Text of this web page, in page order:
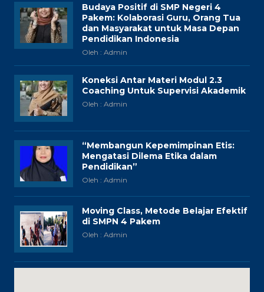
Budaya Positif di SMP Negeri 4
Pakem: Kolaborasi Guru, Orang Tua
dan Masyarakat untuk Masa Depan
Pendidikan Indonesia
Oleh : Admin
Koneksi Antar Materi Modul 2.3
Coaching Untuk Supervisi Akademik
Oleh : Admin
“Membangun Kepemimpinan Etis:
Mengatasi Dilema Etika dalam
Pendidikan”
Oleh : Admin
Moving Class, Metode Belajar Efektif
di SMPN 4 Pakem
Oleh : Admin